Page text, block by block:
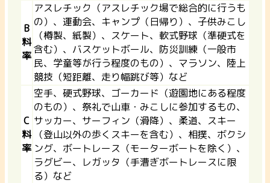
B
料
率
アスレチック（アスレチック場で総合的に行うも
の）、運動会、キャンプ（日帰り）、子供みこし
（樽製、紙製）、スケート、軟式野球（準硬式を
含む）、バスケットボール、防災訓練（一般市
民、学童等が行う程度のもの）、マラソン、陸上
競技（短距離、走り幅跳び等）など
C
料
率
空手、硬式野球、ゴーカード（遊園地にある程度
のもの）、祭礼で山車・みこしに参加するもの、
サッカー、サーフィン（滑降）、柔道、スキー
（登山以外の歩くスキーを含む）、相撲、ボクシ
ング、ボートレース（モーターボートを除く）、
ラグビー、レガッタ（手漕ぎボートレースに限
る）など